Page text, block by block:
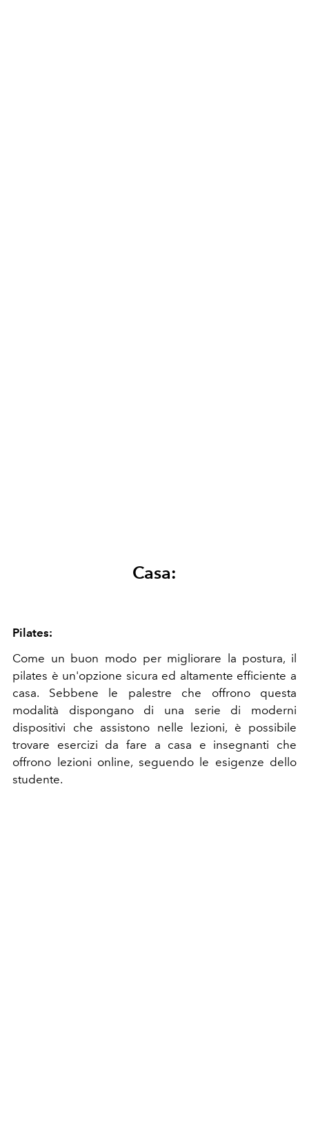
Casa:
Pilates:
Come un buon modo per migliorare la postura, il
pilates è un'opzione sicura ed altamente efficiente a
casa. Sebbene le palestre che offrono questa
modalità dispongano di una serie di moderni
dispositivi che assistono nelle lezioni, è possibile
trovare esercizi da fare a casa e insegnanti che
offrono lezioni online, seguendo le esigenze dello
studente.